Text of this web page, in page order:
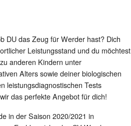
DU das Zeug für Werder hast? Dich
Leistungsstand und du möchtest
anderen Kindern unter
Alters sowie deiner biologischen
leistungsdiagnostischen Tests
das perfekte Angebot für dich!
in der Saison 2020/2021 in